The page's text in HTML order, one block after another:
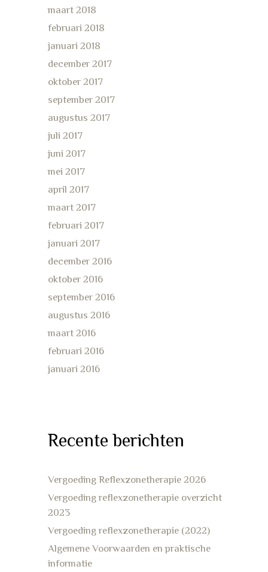
maart 2018
februari 2018
januari 2018
december 2017
oktober 2017
september 2017
augustus 2017
juli 2017
juni 2017
mei 2017
april 2017
maart 2017
februari 2017
januari 2017
december 2016
oktober 2016
september 2016
augustus 2016
maart 2016
februari 2016
januari 2016
Recente berichten
Vergoeding Reflexzonetherapie 2026
Vergoeding reflexzonetherapie overzicht
2023
Vergoeding reflexzonetherapie (2022)
Algemene Voorwaarden en praktische
informatie